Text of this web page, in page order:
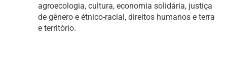
agroecologia, cultura, economia solidária, justiça
de gênero e étnico-racial, direitos humanos e terra
e território.